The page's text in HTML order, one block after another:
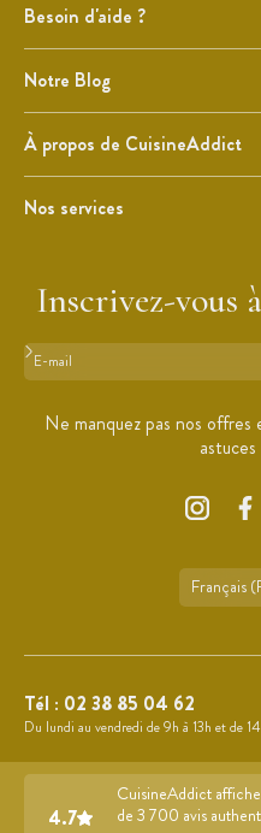
Besoin d'aide ?
Notre Blog
À propos de CuisineAddict
Nos services
Inscrivez-vous
Format : adresse@email.com
Ne manquez pas nos
Français
Tél : 02 38 85 04 62
Du lundi au vendredi de 9h à 13h et de
4.7
CuisineAddict
de 3 700 avis